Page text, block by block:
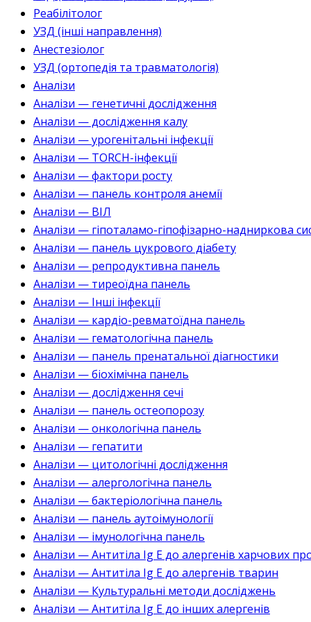
Реабілітолог
УЗД (інші направлення)
Анестезіолог
УЗД (ортопедія та травматологія)
Аналізи
Аналізи — генетичні дослідження
Аналізи — дослідження калу
Аналізи — урогенітальні інфекції
Аналізи — TORCH-інфекції
Аналізи — фактори росту
Аналізи — панель контроля анемії
Аналізи — ВІЛ
Аналізи — гіпоталамо-гіпофізарно-надниркова
Аналізи — панель цукрового діабету
Аналізи — репродуктивна панель
Аналізи — тиреоїдна панель
Аналізи — Інші інфекції
Аналізи — кардіо-ревматоїдна панель
Аналізи — гематологічна панель
Аналізи — панель пренатальної діагностики
Аналізи — біохімічна панель
Аналізи — дослідження сечі
Аналізи — панель остеопорозу
Аналізи — онкологічна панель
Аналізи — гепатити
Аналізи — цитологічні дослідження
Аналізи — алергологічна панель
Аналізи — бактеріологічна панель
Аналізи — панель аутоімунології
Аналізи — імунологічна панель
Аналізи — Антитіла Ig E до алергенів харчових
Аналізи — Антитіла Ig E до алергенів тварин
Аналізи — Культуральні методи досліджень
Аналізи — Антитіла Ig E до інших алергенів